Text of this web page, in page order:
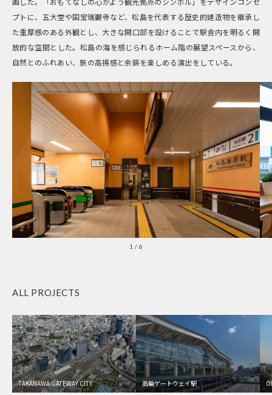
プトに、五大堂や国宝瑞巌寺など、松島を代表する歴史的建造物を継承し
た重厚感のある外観とし、大きな開口部を設けることで駅舎内を明るく開
放的な空間とした。松島の海を感じられるホーム階の展望スペースから、
自然とのふれあい、旅の高揚感と余韻を楽しめる演出をしている。
1 / 6
ALL PROJECTS
TAKANAWA GATEWAY CITY 高輪ゲートウェイ駅